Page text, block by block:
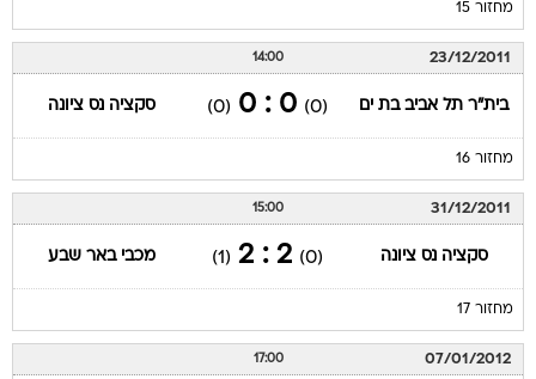
מחזור 15
23/12/2011
14:00
בית"ר תל אביב בת ים (0)
0 : 0
(0) סקציה נס ציונה
מחזור 16
31/12/2011
15:00
סקציה נס ציונה (0)
2 : 2
(1) מכבי באר שבע
מחזור 17
07/01/2012
17:00